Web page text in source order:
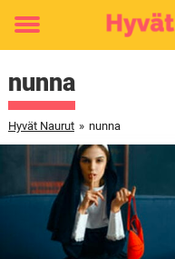
Toggle
nunna
Hyvät Naurut » nunna